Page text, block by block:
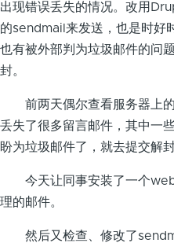
出现错误丢失的情况。改用
的sendmail来发送，也是时好
也有被外部判为垃圾邮件的问
封。
前两天偶尔查看服务器上的
丢失了很多留言邮件，其中一
盼为垃圾邮件了，就去提交解封
今天让同事安装了一个
理的邮件。
然后又检查、修改了